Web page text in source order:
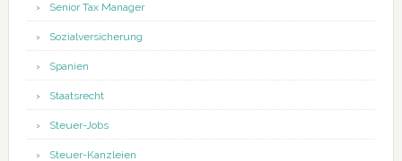
Senior Tax Manager
Sozialversicherung
Spanien
Staatsrecht
Steuer-Jobs
Steuer-Kanzleien